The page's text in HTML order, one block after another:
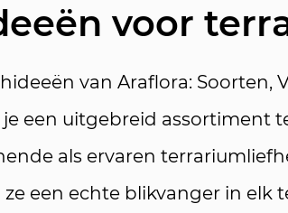
voor
van Araflora: Soorten,
een uitgebreid assortiment
als ervaren
een echte blikvanger in elk